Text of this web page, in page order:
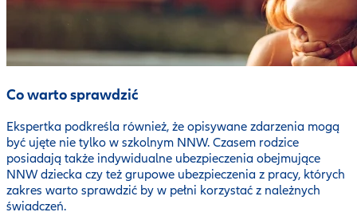
Co warto sprawdzić
Ekspertka podkreśla również, że opisywane zdarzenia mogą
być ujęte nie tylko w szkolnym NNW. Czasem rodzice
posiadają także indywidualne ubezpieczenia obejmujące
NNW dziecka czy też grupowe ubezpieczenia z pracy, których
zakres warto sprawdzić by w pełni korzystać z należnych
świadczeń.